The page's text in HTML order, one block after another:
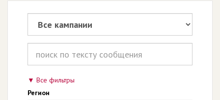
Все фильтры
Регион